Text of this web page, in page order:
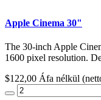
Apple Cinema 30"
The 30-inch Apple
1600 pixel resolution.
$122,00 Áfa nélkül